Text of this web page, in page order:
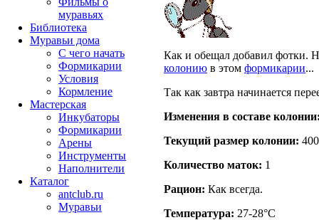
Как и обещал добавил фотки.
колонию в этом формикарии...
Так как завтра начинается
Изменения в составе
Текущий размер кoлонии: 400
Количество маток: 1
Рацион: Как всегда.
Температура: 27-28°C
муравьях
Библиотека
Муравьи дома
С чего начать
Формикарии
Условия
Кормление
Мастерская
Инкубаторы
Формикарии
Арены
Инструменты
Наполнители
Каталог
antclub.ru
Муравьи